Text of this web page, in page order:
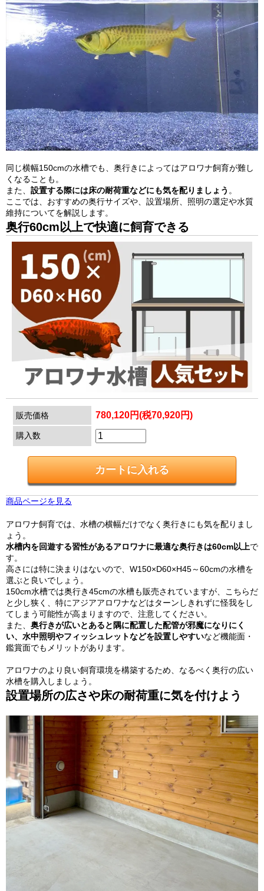
同じ横幅150cmの水槽でも、奥行きによってはアロワナ飼育が難し
くなることも。
また、 設置する際には床の耐荷重などにも気を配りましょう 。
ここでは、おすすめの奥行サイズや、設置場所、照明の選定や水質
維持についてを解説します。
奥行60cm以上で快適に飼育できる
販売価格 780,120円(税70,920円)
購入数
商品ページを見る
アロワナ飼育では、水槽の横幅だけでなく奥行きにも気を配りまし
ょう。
水槽内を回遊する習性があるアロワナに最適な奥行きは60cm以上で
す。
高さには特に決まりはないので、W150×D60×H45～60cmの水槽を
選ぶと良いでしょう。
150cm水槽では奥行き45cmの水槽も販売されていますが、こちらだ
と少し狭く、特にアジアアロワナなどはターンしきれずに怪我をし
てしまう可能性が高まりますので、注意してください。
また、 奥行きが広いとあると隅に配置した配管が邪魔になりにく
い、水中照明やフィッシュレットなどを設置しやすいなど機能面・
鑑賞面でもメリットがあります。
アロワナのより良い飼育環境を構築するため、なるべく奥行の広い
水槽を購入しましょう。
設置場所の広さや床の耐荷重に気を付けよう